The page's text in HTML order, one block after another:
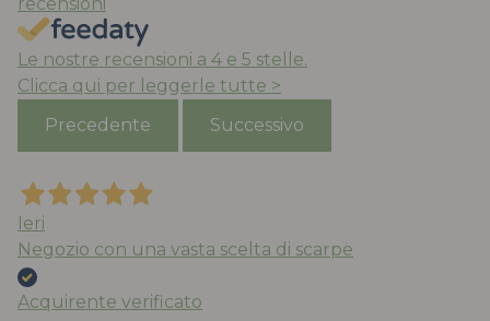
Le nostre recensioni a 4 e 5 stelle.
Clicca qui per leggerle tutte >
Precedente
Successivo
Ieri
Negozio con una vasta scelta di scarpe
Acquirente verificato